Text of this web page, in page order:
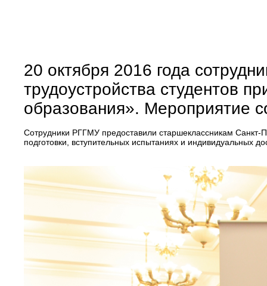
20 октября 2016 года
трудоустройства студентов
образования». Мероприятие
Сотрудники РГГМУ предоставили старшеклассникам
подготовки, вступительных испытаниях и индивидуальных